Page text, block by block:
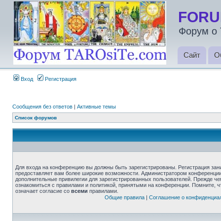
Форум о
Сайт
Вход Регистрация
Сообщения без ответов | Активные темы
Список форумов
Для входа на конференцию вы должны быть зарегистрированы. Регистрация
предоставляет вам более широкие возможности. Администратором
дополнительные привилегии для зарегистрированных пользователей. Прежде
ознакомиться с правилами и политикой, принятыми на конференции. Помните,
означает согласие со всеми правилами.
Общие правила| Соглашение о